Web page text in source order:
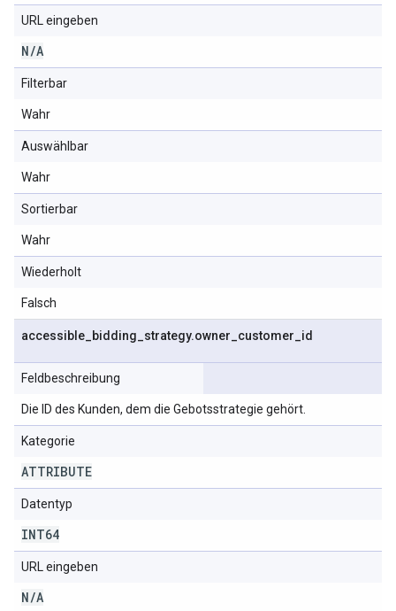
URL eingeben
N/A
Filterbar
Wahr
Auswählbar
Wahr
Sortierbar
Wahr
Wiederholt
Falsch
accessible bidding strategy.owner customer id
Feldbeschreibung
Die ID des Kunden, dem die Gebotsstrategie gehört.
Kategorie
ATTRIBUTE
Datentyp
INT64
URL eingeben
N/A